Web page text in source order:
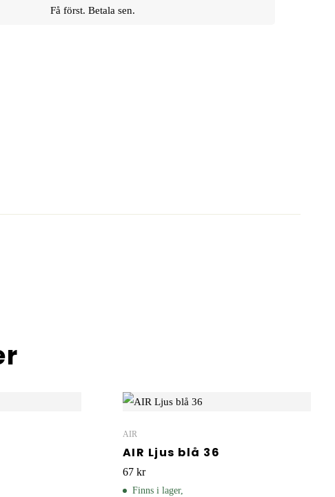
Få först. Betala sen.
AIR
AIR Ljus blå 36
67 kr
Finns i lager,